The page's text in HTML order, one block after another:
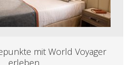
mit World Voyager